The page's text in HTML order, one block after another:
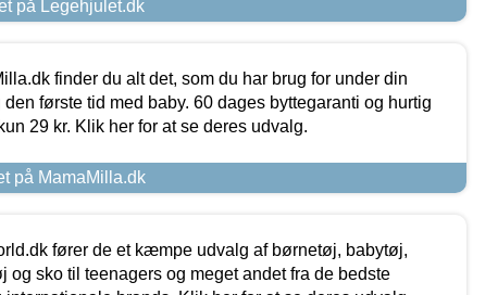
på Legehjulet.dk
finder du alt det, som du har brug for under din
første tid med baby. 60 dages byttegaranti og hurtig
29 kr. Klik her for at se deres udvalg.
på MamaMilla.dk
fører de et kæmpe udvalg af børnetøj, babytøj,
og sko til teenagers og meget andet fra de bedste